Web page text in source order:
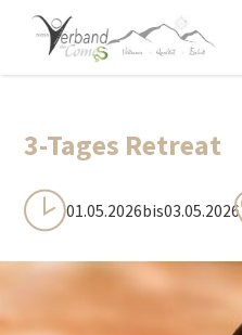
3-Tages Retreat
01.05.2026bis03.05.2026